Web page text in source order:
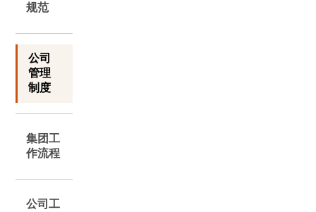
规范
公司
管理
制度
集团工
作流程
公司工